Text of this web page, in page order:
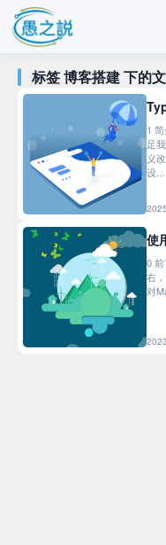
标签 博客搭建 下的
1
足
义
设...
使
0
右
对